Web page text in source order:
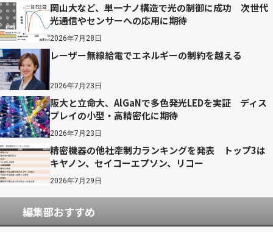
岡山大など、単一ナノ構造で光の制御に成功 次世代
光通信やセンサーへの応用に期待
2026年7月28日
レーザー無線給電でエネルギーの制約を越える
2026年7月23日
阪大と立命大、AlGaNで多色発光LEDを実証 ディス
プレイの小型・高精密化に期待
2026年7月23日
精密機器の他社牽制力ランキングを発表 トップ3は
キヤノン、セイコーエプソン、リコー
2026年7月29日
編集部おすすめ